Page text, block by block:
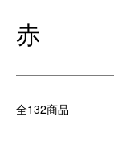
赤
全132商品